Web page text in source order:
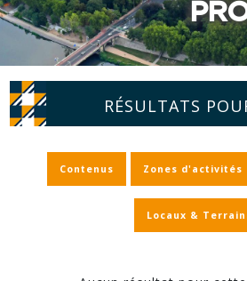
RÉSULTATS
Contenus Zones d'activités
Locaux &